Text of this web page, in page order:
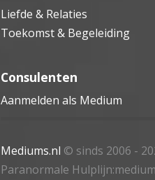
Liefde & Relaties
Toekomst & Begeleiding
Consulenten
Aanmelden als Medium
Mediums.nl © sinds 2006 -
Paranormale